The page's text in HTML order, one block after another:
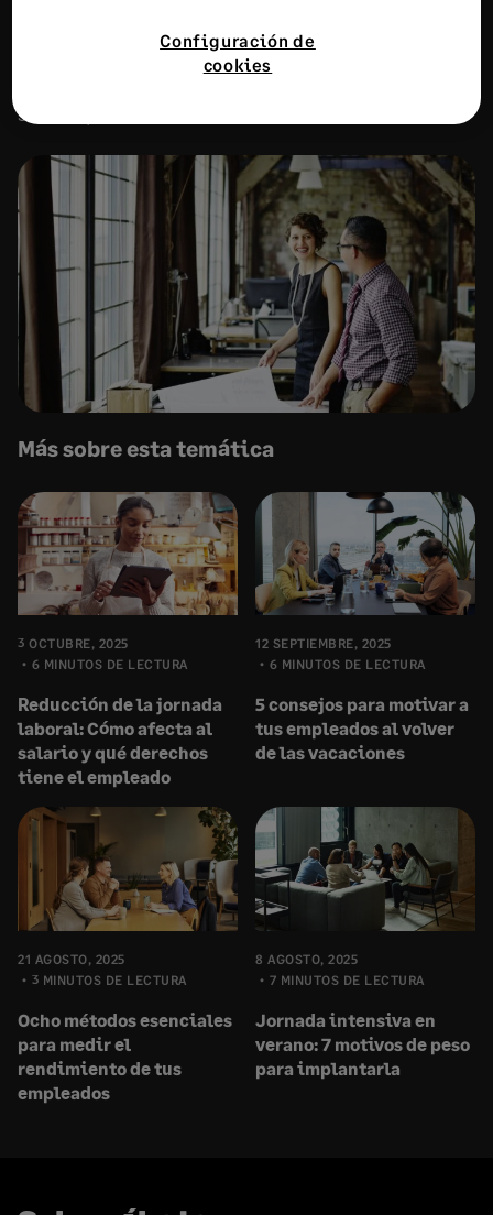
médicas y las reglas para fijar fechas. Estas once
sin comprometer la actividad.
Más sobre esta temática
3 OCTUBRE, 2025
6 MINUTOS DE LECTURA
Reducción de la jornada
laboral: Cómo afecta al
salario y qué derechos
tiene el empleado
12 SEPTIEMBRE, 2025
6 MINUTOS DE LECTURA
5 consejos para motivar a
tus empleados al volver
de las vacaciones
21 AGOSTO, 2025
3 MINUTOS DE LECTURA
Ocho métodos esenciales
para medir el
rendimiento de tus
empleados
8 AGOSTO, 2025
7 MINUTOS DE LECTURA
Jornada intensiva en
verano: 7 motivos de peso
para implantarla
Configuración de
cookies